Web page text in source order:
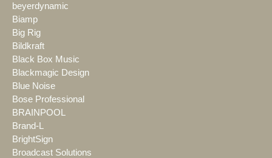
beyerdynamic
Biamp
Big Rig
Bildkraft
Black Box Music
Blackmagic Design
Blue Noise
Bose Professional
BRAINPOOL
Brand-L
BrightSign
Broadcast Solutions